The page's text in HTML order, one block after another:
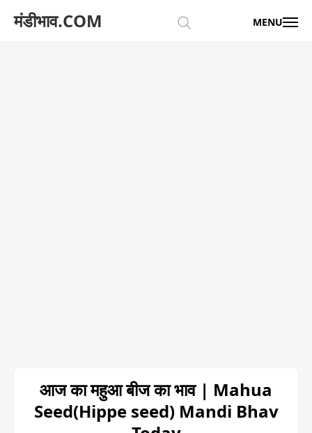
मंडीभाव.COM MENU
आज का महुआ बीज का भाव | Mahua
Seed(Hippe seed) Mandi Bhav